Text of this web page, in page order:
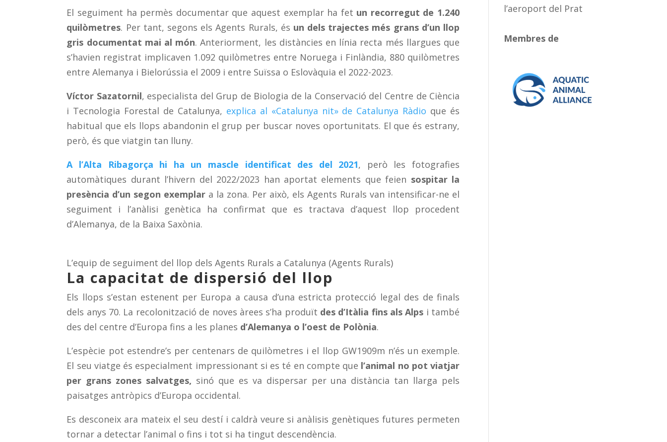
El seguiment ha permès documentar que aquest exemplar ha fet un recorregut de 1.240
quilòmetres. Per tant, segons els Agents Rurals, és un dels trajectes més grans d’un llop
gris documentat mai al món. Anteriorment, les distàncies en línia recta més llargues que
s’havien registrat implicaven 1.092 quilòmetres entre Noruega i Finlàndia, 880 quilòmetres
entre Alemanya i Bielorússia el 2009 i entre Suïssa o Eslovàquia el 2022-2023.
Víctor Sazatornil, especialista del Grup de Biologia de la Conservació del Centre de Ciència
i Tecnologia Forestal de Catalunya, explica al «Catalunya nit» de Catalunya Ràdio que és
habitual que els llops abandonin el grup per buscar noves oportunitats. El que és estrany,
però, és que viatgin tan lluny.
A l’Alta Ribagorça hi ha un mascle identificat des del 2021, però les fotografies
automàtiques durant l’hivern del 2022/2023 han aportat elements que feien sospitar la
presència d’un segon exemplar a la zona. Per això, els Agents Rurals van intensificar-ne el
seguiment i l’anàlisi genètica ha confirmat que es tractava d’aquest llop procedent
d’Alemanya, de la Baixa Saxònia.
L’equip de seguiment del llop dels Agents Rurals a Catalunya (Agents Rurals)
La capacitat de dispersió del llop
Els llops s’estan estenent per Europa a causa d’una estricta protecció legal des de finals
dels anys 70. La recolonització de noves àrees s’ha produït des d’Itàlia fins als Alps i també
des del centre d’Europa fins a les planes d’Alemanya o l’oest de Polònia.
L’espècie pot estendre’s per centenars de quilòmetres i el llop GW1909m n’és un exemple.
El seu viatge és especialment impressionant si es té en compte que l’animal no pot viatjar
per grans zones salvatges, sinó que es va dispersar per una distància tan llarga pels
paisatges antròpics d’Europa occidental.
Es desconeix ara mateix el seu destí i caldrà veure si anàlisis genètiques futures permeten
tornar a detectar l’animal o fins i tot si ha tingut descendència.
l’aeroport del Prat
Membres de